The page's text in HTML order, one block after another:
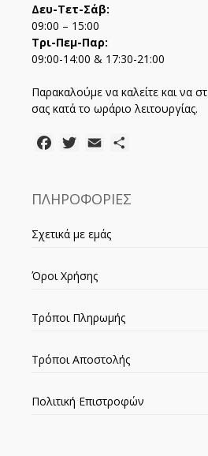
Δευ-Τετ-Σάβ:
09:00 – 15:00
Τρι-Πεμ-Παρ:
09:00-14:00 & 17:30-21:00
Παρακαλούμε να καλείτε και να
σας κατά το ωράριο λειτουργίας.
FacebookTwitter
Email
ΠΛΗΡΟΦΟΡΙΕΣ
Σχετικά με εμάς
Όροι Χρήσης
Τρόποι Πληρωμής
Τρόποι Αποστολής
Πολιτική Επιστροφών